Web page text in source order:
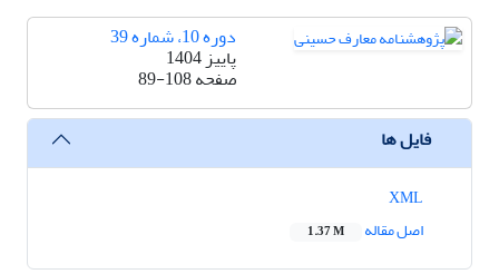
دوره 10، شماره 39
پاییز 1404
صفحه89-108
فایل ها
اصل مقاله
1.37 M